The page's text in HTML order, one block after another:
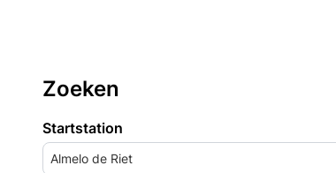
Zoeken
Startstation
Almelo de Riet